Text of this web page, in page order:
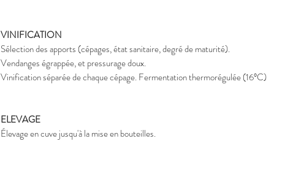
VINIFICATION
Sélection des apports (cépages, état sanitaire, degré de maturité).
Vendanges égrappée, et pressurage doux.
Vinification séparée de chaque cépage. Fermentation thermorégulée (16°C)
ELEVAGE
Élevage en cuve jusqu'à la mise en bouteilles.